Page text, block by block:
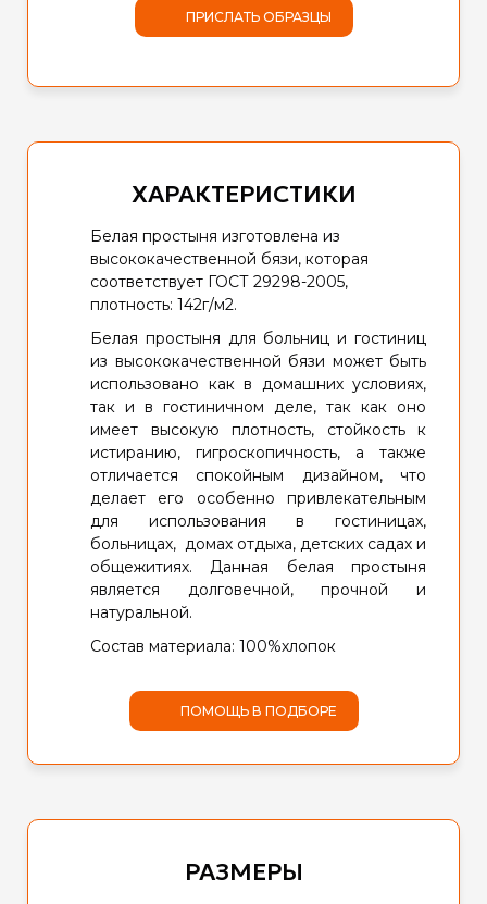
ПРИСЛАТЬ ОБРАЗЦЫ
ХАРАКТЕРИСТИКИ
Белая простыня изготовлена из
высококачественной бязи, которая
соответствует ГОСТ 29298-2005,
плотность: 142г/м2.
Белая простыня для больниц и гостиниц
из высококачественной бязи может быть
использовано как в домашних условиях,
так и в гостиничном деле, так как оно
имеет высокую плотность, стойкость к
истиранию, гигроскопичность, а также
отличается спокойным дизайном, что
делает его особенно привлекательным
для использования в гостиницах,
больницах, домах отдыха, детских садах и
общежитиях. Данная белая простыня
является долговечной, прочной и
натуральной.
Состав материала: 100%хлопок
ПОМОЩЬ В ПОДБОРЕ
РАЗМЕРЫ